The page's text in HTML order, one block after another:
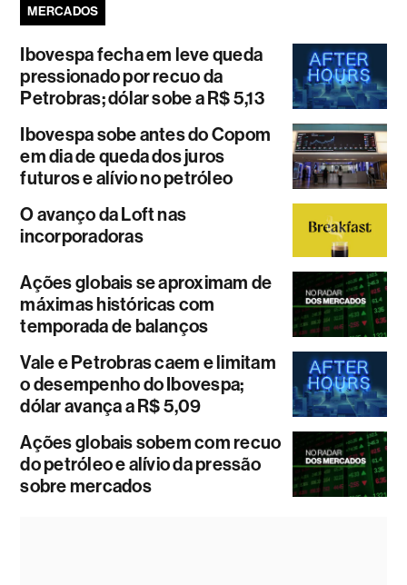
MERCADOS
Ibovespa fecha em leve queda
pressionado por recuo da
Petrobras; dólar sobe a R$ 5,13
Ibovespa sobe antes do Copom
em dia de queda dos juros
futuros e alívio no petróleo
O avanço da Loft nas
incorporadoras
Ações globais se aproximam de
máximas históricas com
temporada de balanços
Vale e Petrobras caem e limitam
o desempenho do Ibovespa;
dólar avança a R$ 5,09
Ações globais sobem com recuo
do petróleo e alívio da pressão
sobre mercados